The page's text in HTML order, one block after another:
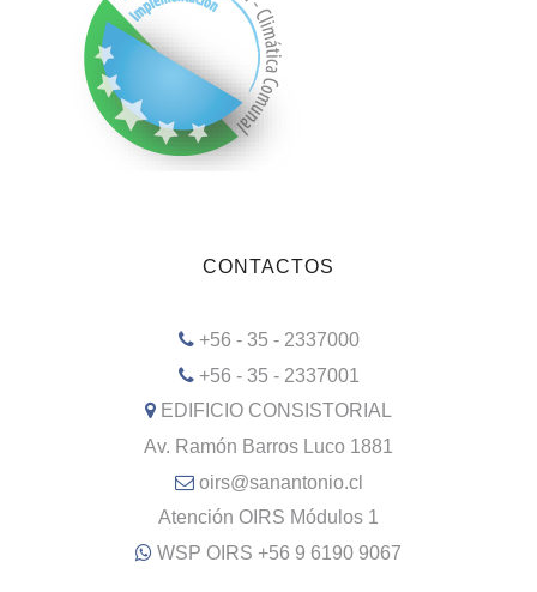
CONTACTOS
+56 - 35 - 2337000
+56 - 35 - 2337001
EDIFICIO CONSISTORIAL
Av. Ramón Barros Luco 1881
oirs@sanantonio.cl
Atención OIRS Módulos 1
WSP OIRS +56 9 6190 9067